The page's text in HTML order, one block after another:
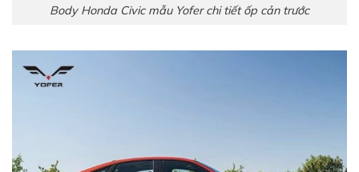
Body Honda Civic mẫu Yofer chi tiết ốp cản trước